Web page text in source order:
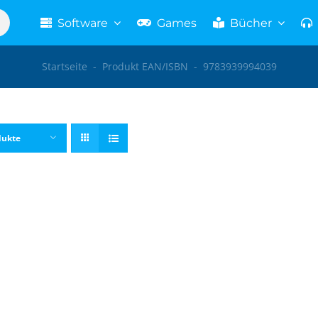
Software Games Bücher
Startseite - Produkt EAN/ISBN - 9783939994039